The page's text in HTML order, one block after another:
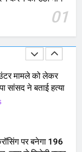
01
मामले को लेकर
सांसद ने बताई हत्या
पर बनेगा 196